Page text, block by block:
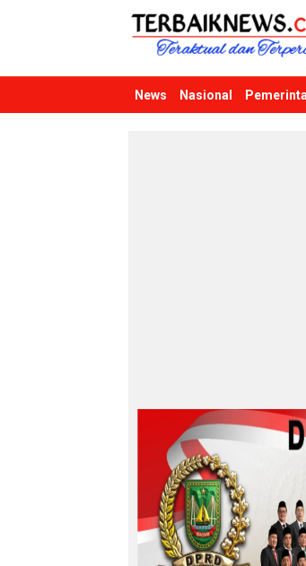
Terbaiknews
Teraktual dan Terpercaya
News Nasional